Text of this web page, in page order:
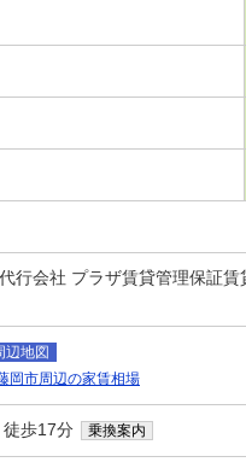
行会社 プラザ賃貸管理保証
辺地図
岡市周辺の家賃相場
歩17分 乗換案内